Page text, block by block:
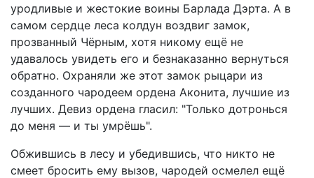
уродливые и жестокие воины Барлада Дэрта. А в
самом сердце леса колдун воздвиг замок,
прозванный Чёрным, хотя никому ещё не
удавалось увидеть его и безнаказанно вернуться
обратно. Охраняли же этот замок рыцари из
созданного чародеем ордена Аконита, лучшие из
лучших. Девиз ордена гласил: "Только дотронься
до меня — и ты умрёшь".
Обжившись в лесу и убедившись, что никто не
смеет бросить ему вызов, чародей осмелел ещё